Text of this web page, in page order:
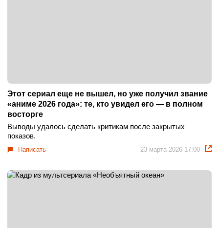
Этот сериал еще не вышел, но уже получил звание
«аниме 2026 года»: те, кто увидел его — в полном
восторге
Выводы удалось сделать критикам после закрытых
показов.
Написать 23 марта 2026 17:00